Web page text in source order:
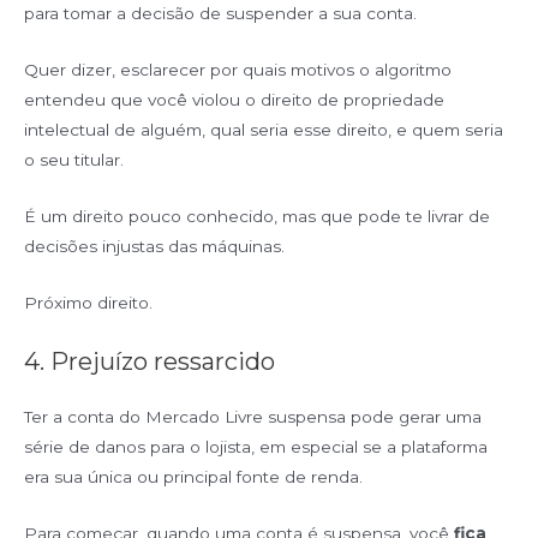
para tomar a decisão de suspender a sua conta.
Quer dizer, esclarecer por quais motivos o algoritmo
entendeu que você violou o direito de propriedade
intelectual de alguém, qual seria esse direito, e quem seria
o seu titular.
É um direito pouco conhecido, mas que pode te livrar de
decisões injustas das máquinas.
Próximo direito.
4. Prejuízo ressarcido
Ter a conta do Mercado Livre suspensa pode gerar uma
série de danos para o lojista, em especial se a plataforma
era sua única ou principal fonte de renda.
Para começar, quando uma conta é suspensa, você fica